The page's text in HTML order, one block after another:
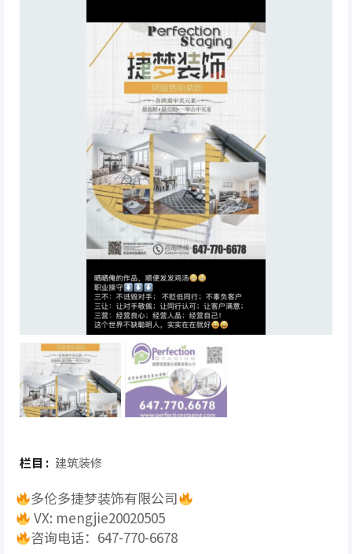
栏目 : 建筑装修
多伦多捷梦装饰有限公司
VX: mengjie20020505
咨询电话：647-770-6678